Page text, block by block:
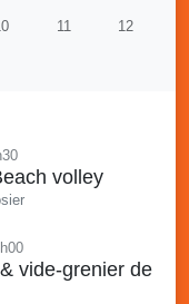
11 12
volley
vide-grenier de